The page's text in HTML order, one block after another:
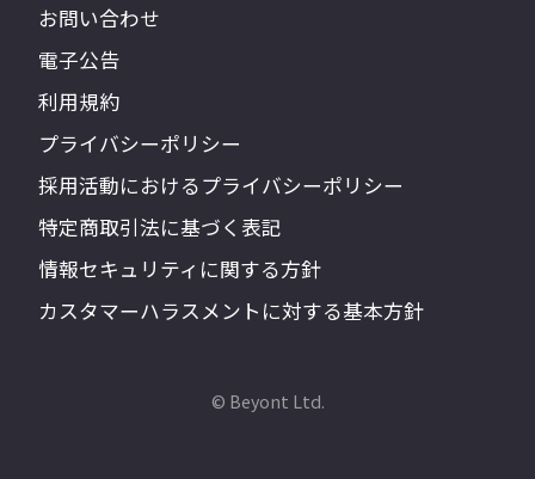
お問い合わせ
電子公告
利用規約
プライバシーポリシー
採用活動におけるプライバシーポリシー
特定商取引法に基づく表記
情報セキュリティに関する方針
カスタマーハラスメントに対する基本方針
© Beyont Ltd.